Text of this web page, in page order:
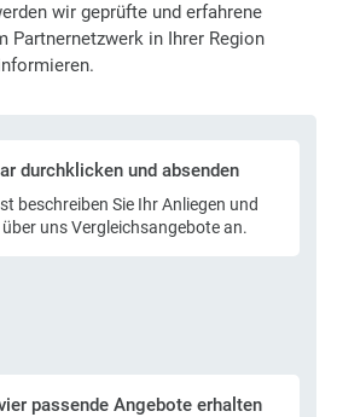
wir geprüfte und erfahrene
Partnernetzwerk in Ihrer Region
durchklicken und absenden
beschreiben Sie Ihr Anliegen und
uns Vergleichsangebote an.
passende Angebote erhalten